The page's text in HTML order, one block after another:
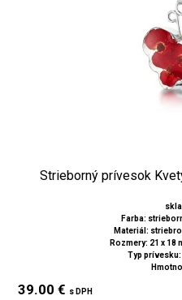
Strieborný prívesok
Farba:
Materiál:
Rozmery: 21 x 18
Typ
39.00 € s DPH